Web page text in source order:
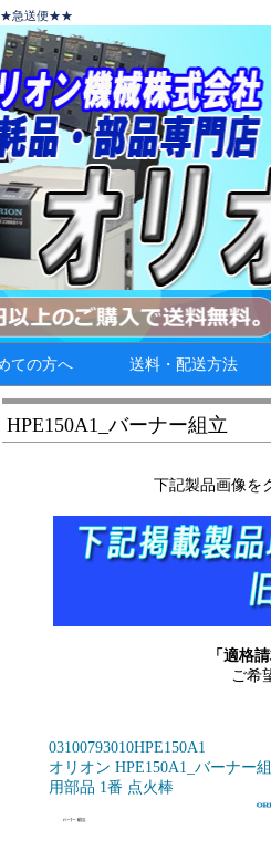
★★急送便★★
ての方へ 送料・配送方法
HPE150A1_バーナー組立
下記製品画像を
「適格
ご希
03100793010HPE150A1
オリオン HPE150A1_バーナー
用部品 1番 点火棒